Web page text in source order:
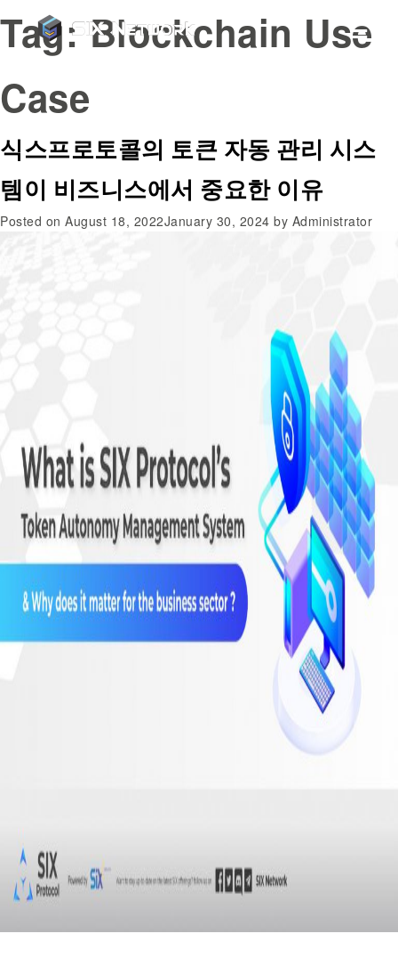
Tag:Blockchain Use
Case
식스프로토콜의 토큰 자동 관리 시스
템이 비즈니스에서 중요한 이유
Posted on August 18, 2022January 30, 2024 by Administrator